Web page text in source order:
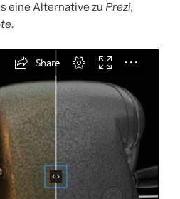
eine Alternative zu Prezi,
.